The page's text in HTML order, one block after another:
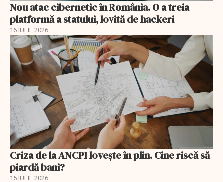
Nou atac cibernetic în România. O a treia
platformă a statului, lovită de hackeri
16 IULIE 2026
Criza de la ANCPI lovește în plin. Cine riscă să
piardă bani?
15 IULIE 2026